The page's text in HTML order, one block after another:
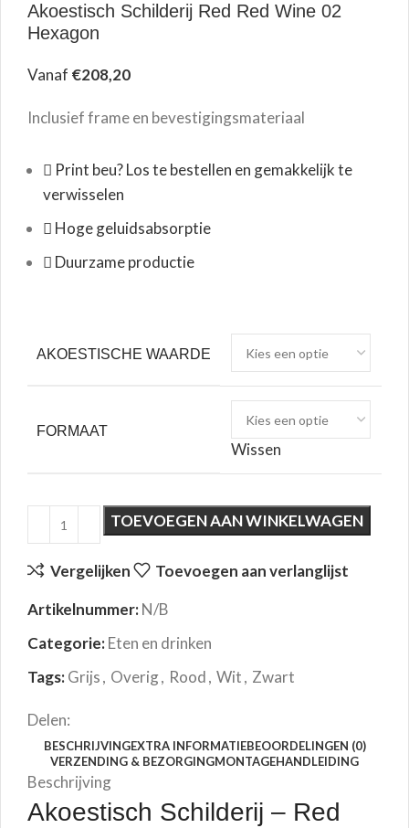
Akoestisch Schilderij Red Red Wine 02
Hexagon
Vanaf €208,20
Inclusief frame en bevestigingsmateriaal
Print beu? Los te bestellen en gemakkelijk te
verwisselen
Hoge geluidsabsorptie
Duurzame productie
AKOESTISCHE WAARDE
FORMAAT
Wissen
TOEVOEGEN AAN WINKELWAGEN
Vergelijken Toevoegen aan verlanglijst
Artikelnummer:N/B
Categorie:Eten en drinken
Tags:Grijs, Overig, Rood, Wit, Zwart
Delen:
BESCHRIJVINGEXTRA INFORMATIEBEOORDELINGEN (0)
VERZENDING & BEZORGINGMONTAGEHANDLEIDING
Beschrijving
Akoestisch Schilderij – Red